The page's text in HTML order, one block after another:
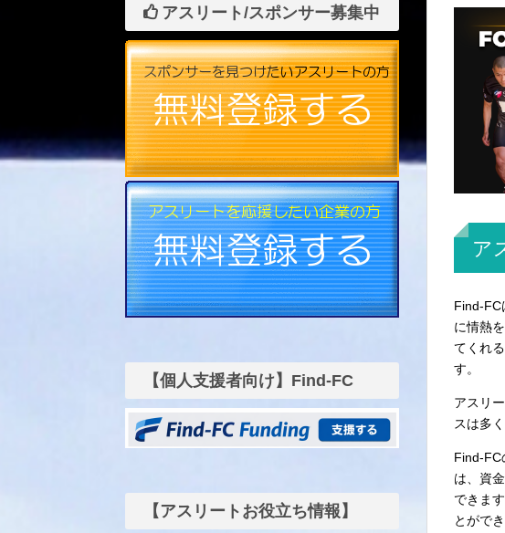
ア
Find-FC
に情熱
てくれ
す。
アスリ
スは多
Find-FC
は、資
できま
とができ
アスリート/スポンサー募集中
【個人支援者向け】Find-FC
funding
【アスリートお役立ち情報】